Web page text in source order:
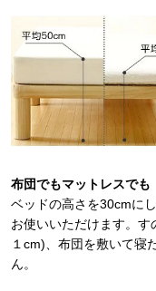
布団でもマットレスでも
ベッドの高さを30cmに
お使いいただけます。
１cm)、布団を敷いて寝
ん。